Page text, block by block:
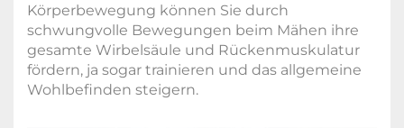
Körperbewegung können Sie durch
schwungvolle Bewegungen beim Mähen ihre
gesamte Wirbelsäule und Rückenmuskulatur
fördern, ja sogar trainieren und das allgemeine
Wohlbefinden steigern.